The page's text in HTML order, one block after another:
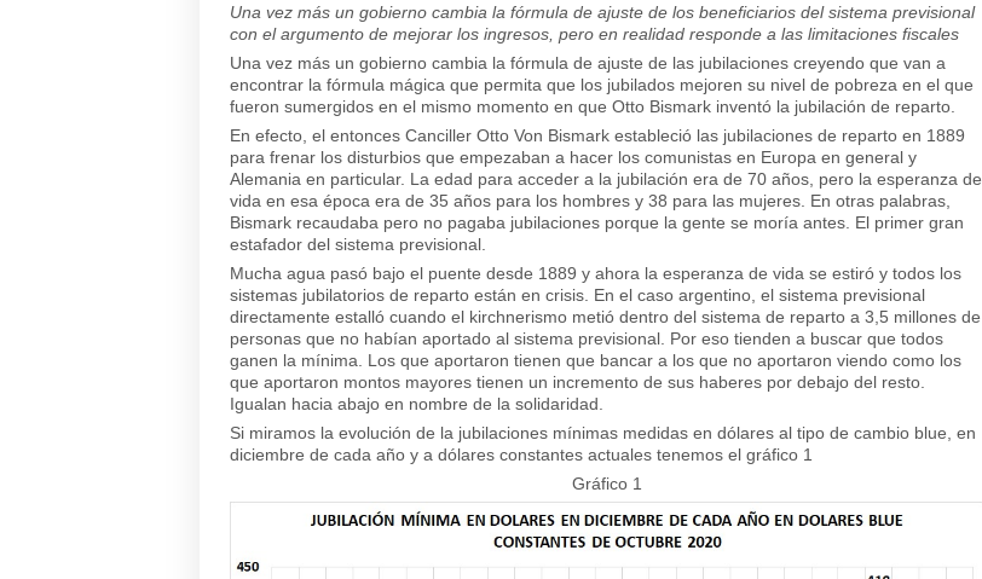
Una vez más un gobierno cambia la fórmula de ajuste de los beneficiarios del sistema previsional
con el argumento de mejorar los ingresos, pero en realidad responde a las limitaciones fiscales
Una vez más un gobierno cambia la fórmula de ajuste de las jubilaciones creyendo que van a
encontrar la fórmula mágica que permita que los jubilados mejoren su nivel de pobreza en el que
fueron sumergidos en el mismo momento en que Otto Bismark inventó la jubilación de reparto.
En efecto, el entonces Canciller Otto Von Bismark estableció las jubilaciones de reparto en 1889
para frenar los disturbios que empezaban a hacer los comunistas en Europa en general y
Alemania en particular. La edad para acceder a la jubilación era de 70 años, pero la esperanza de
vida en esa época era de 35 años para los hombres y 38 para las mujeres. En otras palabras,
Bismark recaudaba pero no pagaba jubilaciones porque la gente se moría antes. El primer gran
estafador del sistema previsional.
Mucha agua pasó bajo el puente desde 1889 y ahora la esperanza de vida se estiró y todos los
sistemas jubilatorios de reparto están en crisis. En el caso argentino, el sistema previsional
directamente estalló cuando el kirchnerismo metió dentro del sistema de reparto a 3,5 millones de
personas que no habían aportado al sistema previsional. Por eso tienden a buscar que todos
ganen la mínima. Los que aportaron tienen que bancar a los que no aportaron viendo como los
que aportaron montos mayores tienen un incremento de sus haberes por debajo del resto.
Igualan hacia abajo en nombre de la solidaridad.
Si miramos la evolución de la jubilaciones mínimas medidas en dólares al tipo de cambio blue, en
diciembre de cada año y a dólares constantes actuales tenemos el gráfico 1
Gráfico 1